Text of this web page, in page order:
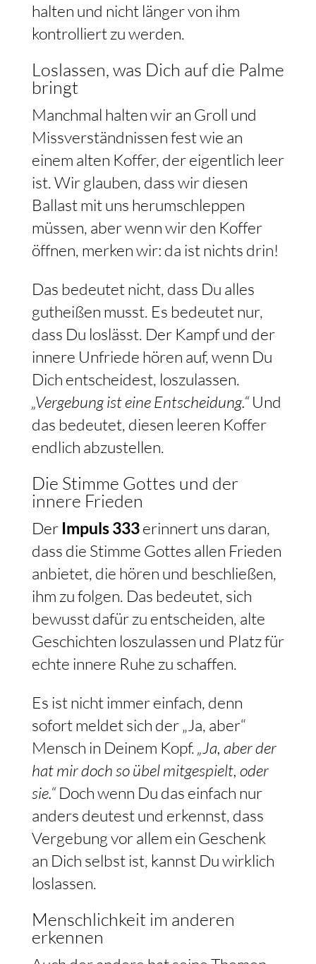
halten und nicht länger von ihm
kontrolliert zu werden.
Loslassen, was Dich auf die Palme
bringt
Manchmal halten wir an Groll und
Missverständnissen fest wie an
einem alten Koffer, der eigentlich leer
ist. Wir glauben, dass wir diesen
Ballast mit uns herumschleppen
müssen, aber wenn wir den Koffer
öffnen, merken wir: da ist nichts drin!
Das bedeutet nicht, dass Du alles
gutheißen musst. Es bedeutet nur,
dass Du loslässt. Der Kampf und der
innere Unfriede hören auf, wenn Du
„Vergebung ist eine Entscheidung.“Und
das bedeutet, diesen leeren Koffer
endlich abzustellen.
Die Stimme Gottes und der
innere Frieden
Der Impuls 333erinnert uns daran,
dass die Stimme Gottes allen Frieden
anbietet, die hören und beschließen,
ihm zu folgen. Das bedeutet, sich
bewusst dafür zu entscheiden, alte
Geschichten loszulassen und Platz für
echte innere Ruhe zu schaffen.
Es ist nicht immer einfach, denn
sofort meldet sich der „Ja, aber“
Mensch in Deinem Kopf. „Ja, aber der
hat mir doch so übel mitgespielt, oder
sie.“Doch wenn Du das einfach nur
anders deutest und erkennst, dass
Vergebung vor allem ein Geschenk
an Dich selbst ist, kannst Du wirklich
loslassen.
Menschlichkeit im anderen
erkennen